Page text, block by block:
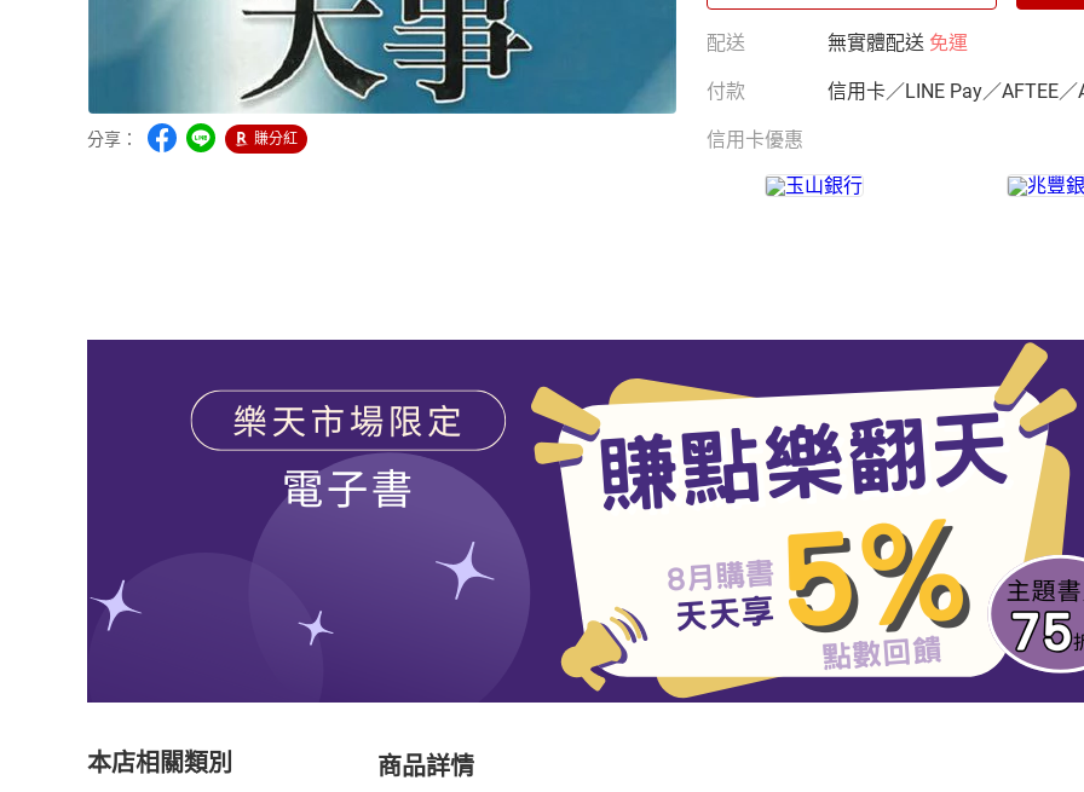
分享： 賺分紅
配送 無實體配送 免運
付款 信用卡／LINE Pay／AFTEE／
信用卡優惠
本店相關類別 商品詳情